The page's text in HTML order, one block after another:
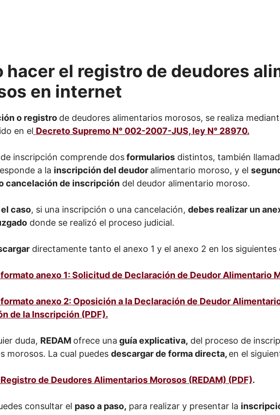
hacer el registro de deudores
en internet
o registro de deudores alimentarios morosos, se realiza
en el Decreto Supremo N° 002-2007-JUS, ley N° 28970.
inscripción comprende dosformulariosdistintos, también
a la inscripción del deudor alimentario moroso, y el
cancelación de inscripcióndel deudor alimentario moroso.
caso, si una inscripción o una cancelación, debes realizar un
donde se realizó el proceso judicial.
directamente tanto el anexo 1 y el anexo 2 en los siguientes
anexo 1: Solicitud de Declaración de Deudor Alimentario
anexo 2: Oposición a la Declaración de Deudor
de la Inscripción (PDF).
duda, REDAM ofrece una guía explicativa, del proceso de
morosos. La cual puedes descargar de forma directa, en el
de Deudores Alimentarios Morosos (REDAM) (PDF).
consultar el paso a paso, para realizar y presentar la